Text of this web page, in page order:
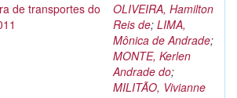
de transportes do
OLIVEIRA, Hamilton
Reis de; LIMA,
Mônica de Andrade;
MONTE, Kerlen
Andrade do;
MILITÃO, Vivianne